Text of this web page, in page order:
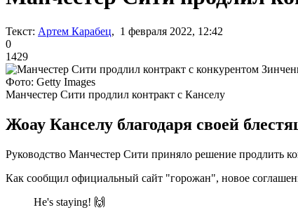
Текст: Артем Карабец, 1 февраля 2022, 12:42
0
1429
Фото: Getty Images
Манчестер Сити продлил контракт с Канселу
Жоау Канселу благодаря своей
Руководство Манчестер Сити приняло решение продлить
Как сообщил официальный сайт "горожан", новое
He's staying! 🙌